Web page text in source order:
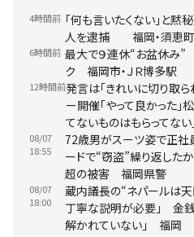
4時間前 「何も言いたくない」と
人を逮捕 福岡・須恵町
6時間前 最大で９連休“お盆休み
ク 福岡市・ＪＲ博多駅
12時間前発言は「きれいに切り取
ー開催「やって良かった
てないものはもらってない
08/07
18:55
72歳男がスーツ姿で正社
ードで“窃盗”繰り返し
超の被害 福岡県警
08/07
18:00
蔵内議長の“ネパールは
丁寧な説明が必要」 金
解かれていない」 福岡